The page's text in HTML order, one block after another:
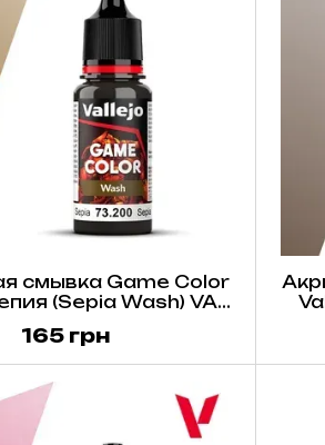
смывка Game Color
(Sepia Wash) VAL
165 грн